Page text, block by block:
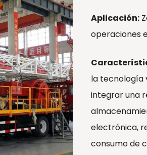
Aplicación:
operaciones
la tecnología
integrar una
electrónica,
consumo de